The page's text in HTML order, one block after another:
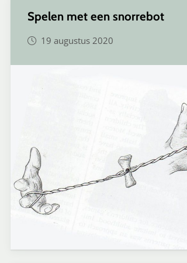
Spelen met een snorrebot
19 augustus 2020